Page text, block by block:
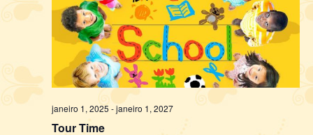
janeiro 1, 2025 -janeiro 1, 2027
Tour Time